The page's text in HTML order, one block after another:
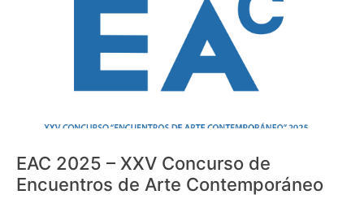
EAC 2025 – XXV Concurso de
Encuentros de Arte Contemporáneo